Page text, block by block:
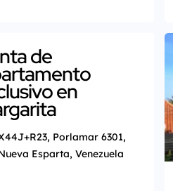
de
en
Porlamar 6301,
Esparta, Venezuela